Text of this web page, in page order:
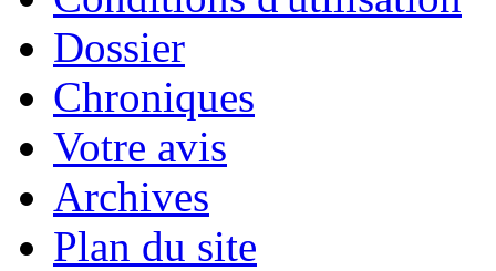
Dossier
Chroniques
Votre avis
Archives
Plan du site